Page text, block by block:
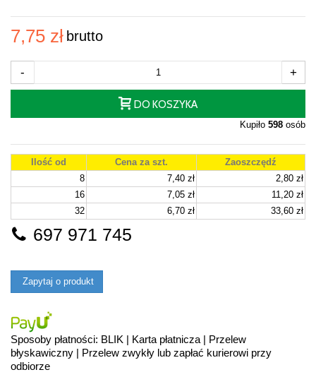
7,75 zł brutto
- +
DO KOSZYKA
Kupiło 598 osób
Ilość od Cena za szt.
Zaoszczędź
8
7,40 zł
2,80 zł
16
7,05 zł
11,20 zł
32
6,70 zł 33,60 zł
697 971 745
Zapytaj o produkt
Sposoby płatności: BLIK | Karta płatnicza | Przelew
błyskawiczny | Przelew zwykły lub zapłać kurierowi przy
odbiorze